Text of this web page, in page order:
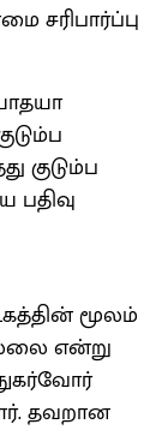
சரிபார்ப்பு
குடும்ப
மூலம்
என்று
தவறான